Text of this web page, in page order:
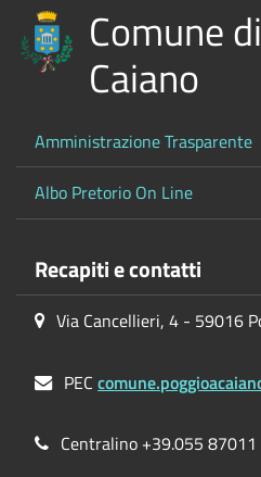
Comune
Caiano
Amministrazione Trasparente
Albo Pretorio On Line
Recapiti e contatti
Via Cancellieri, 4 - 59016
PEC
Centralino +39.055 87011